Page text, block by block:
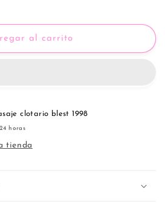
al carrito
clotario blest 1998
horas
tienda